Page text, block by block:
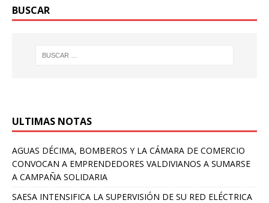
BUSCAR
ULTIMAS NOTAS
AGUAS DÉCIMA, BOMBEROS Y LA CÁMARA DE COMERCIO
CONVOCAN A EMPRENDEDORES VALDIVIANOS A SUMARSE
A CAMPAÑA SOLIDARIA
SAESA INTENSIFICA LA SUPERVISIÓN DE SU RED ELÉCTRICA